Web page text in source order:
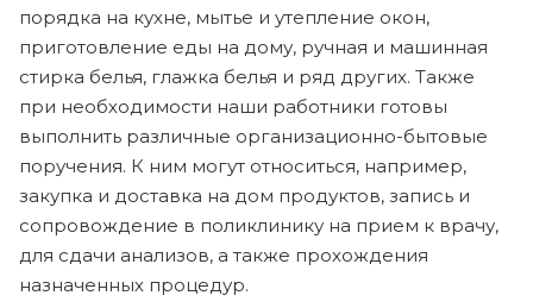
порядка на кухне, мытье и утепление окон,
приготовление еды на дому, ручная и машинная
стирка белья, глажка белья и ряд других. Также
при необходимости наши работники готовы
выполнить различные организационно-бытовые
поручения. К ним могут относиться, например,
закупка и доставка на дом продуктов, запись и
сопровождение в поликлинику на прием к врачу,
для сдачи анализов, а также прохождения
назначенных процедур.